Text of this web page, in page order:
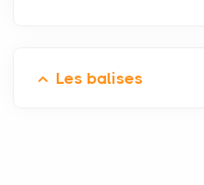
Les balises